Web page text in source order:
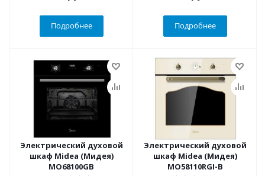
Подробнее Подробнее
Электрический духовой
шкаф Midea (Мидея)
MO68100GB
Электрический духовой
шкаф Midea (Мидея)
MO58110RGI-B